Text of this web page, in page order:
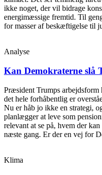
ikke noget, der vil bidrage
energimæssige fremtid. Til
for masser af beskæftigelse til
Analyse
Kan Demokraterne slå
Præsident Trumps arbejdsform
det hele forhåbentlig er
Nu er håb jo ikke en strategi,
planlægger at leve som
relevant at se på, hvem der
næste gang. Er der en vej for
Klima